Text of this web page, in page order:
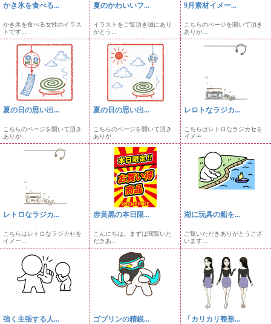
かき氷を食べる...
かき氷を食べる女性のイラス
トです...
夏のかわいいフ...
イラストをご覧頂き誠にあり
がとう...
9月素材イメー...
こちらのページを開いて頂き
ありが...
夏の日の思い出...
こちらのページを開いて頂き
ありが...
夏の日の思い出...
こちらのページを開いて頂き
ありが...
レロトなラジカ...
こちらはレトロなラジカセを
イメー...
レトロなラジカ...
こちらはレトロなラジカセを
イメー...
赤黄黒の本日限...
こんにちは。まずは閲覧いた
だきあ...
湖に玩具の船を...
ご覧いただきありがとうござ
います...
強く主張する人... ゴブリンの精鋭... 「カリカリ整形...